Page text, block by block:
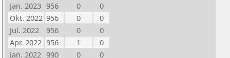
Jan. 2023 956 0
0
Okt. 2022 956 0
0
Jul. 2022
956 0
0
Apr. 2022 956 1
0
Jan. 2022 990 0
0